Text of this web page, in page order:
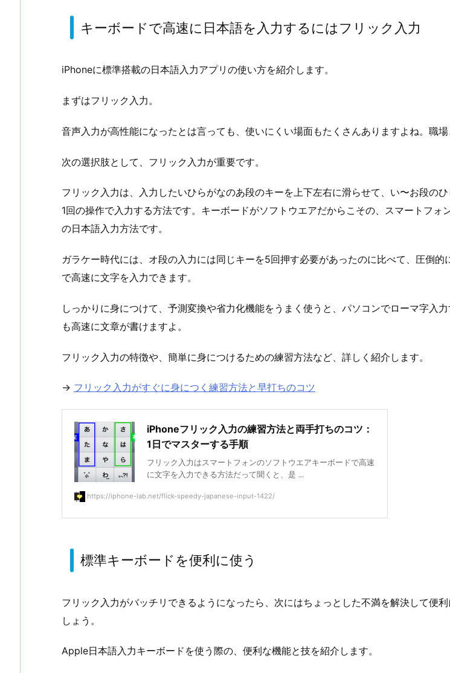
キーボードで高速に日本語を入力するにはフリック入力
iPhoneに標準搭載の日本語入力アプリの使い方を紹介します。
まずはフリック入力。
音声入力が高性能になったとは言っても、使いにくい場面もたくさんありますよね。職場
次の選択肢として、フリック入力が重要です。
フリック入力は、入力したいひらがなのあ段のキーを上下左右に滑らせて、い〜お段の
1回の操作で入力する方法です。キーボードがソフトウエアだからこその、スマートフォ
の日本語入力方法です。
ガラケー時代には、オ段の入力には同じキーを5回押す必要があったのに比べて、圧倒的
で高速に文字を入力できます。
しっかりに身につけて、予測変換や省力化機能をうまく使うと、パソコンでローマ字入力
も高速に文章が書けますよ。
フリック入力の特徴や、簡単に身につけるための練習方法など、詳しく紹介します。
→ フリック入力がすぐに身につく練習方法と早打ちのコツ
iPhoneフリック入力の練習方法と両手打ちのコツ：
1日でマスターする手順
フリック入力はスマートフォンのソフトウエアキーボードで高速
に文字を入力できる方法だって聞くと、是 ...
https://iphone-lab.net/flick-speedy-japanese-input-1422/
標準キーボードを便利に使う
フリック入力がバッチリできるようになったら、次にはちょっとした不満を解決して便利
しょう。
Apple日本語入力キーボードを使う際の、便利な機能と技を紹介します。